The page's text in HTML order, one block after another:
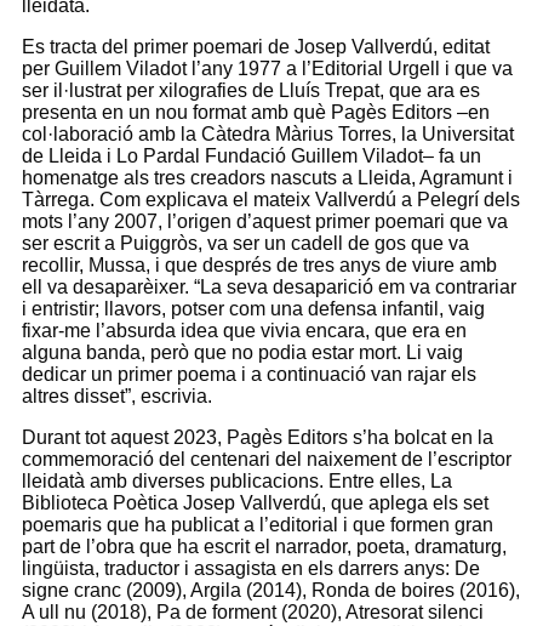
lleidatà.
Es tracta del primer poemari de Josep Vallverdú, editat
per Guillem Viladot l’any 1977 a l’Editorial Urgell i que va
ser il·lustrat per xilografies de Lluís Trepat, que ara es
presenta en un nou format amb què Pagès Editors –en
col·laboració amb la Càtedra Màrius Torres, la Universitat
de Lleida i Lo Pardal Fundació Guillem Viladot– fa un
homenatge als tres creadors nascuts a Lleida, Agramunt i
Tàrrega. Com explicava el mateix Vallverdú a Pelegrí dels
mots l’any 2007, l’origen d’aquest primer poemari que va
ser escrit a Puiggròs, va ser un cadell de gos que va
recollir, Mussa, i que després de tres anys de viure amb
ell va desaparèixer. “La seva desaparició em va contrariar
i entristir; llavors, potser com una defensa infantil, vaig
fixar-me l’absurda idea que vivia encara, que era en
alguna banda, però que no podia estar mort. Li vaig
dedicar un primer poema i a continuació van rajar els
altres disset”, escrivia.
Durant tot aquest 2023, Pagès Editors s’ha bolcat en la
commemoració del centenari del naixement de l’escriptor
lleidatà amb diverses publicacions. Entre elles, La
Biblioteca Poètica Josep Vallverdú, que aplega els set
poemaris que ha publicat a l’editorial i que formen gran
part de l’obra que ha escrit el narrador, poeta, dramaturg,
lingüista, traductor i assagista en els darrers anys: De
signe cranc (2009), Argila (2014), Ronda de boires (2016),
A ull nu (2018), Pa de forment (2020), Atresorat silenci